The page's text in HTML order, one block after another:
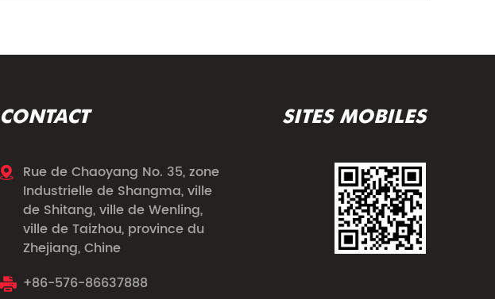
CONTACT
Rue de Chaoyang No. 35, zone
Industrielle de Shangma, ville
de Shitang, ville de Wenling,
ville de Taizhou, province du
Zhejiang, Chine
+86-576-86637888
SITES MOBILES